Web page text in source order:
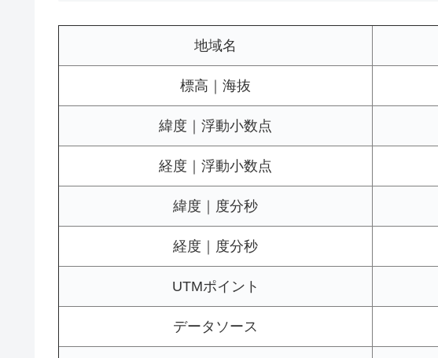
地域名
標高｜海抜
緯度｜浮動小数点
経度｜浮動小数点
緯度｜度分秒
経度｜度分秒
UTMポイント
データソース